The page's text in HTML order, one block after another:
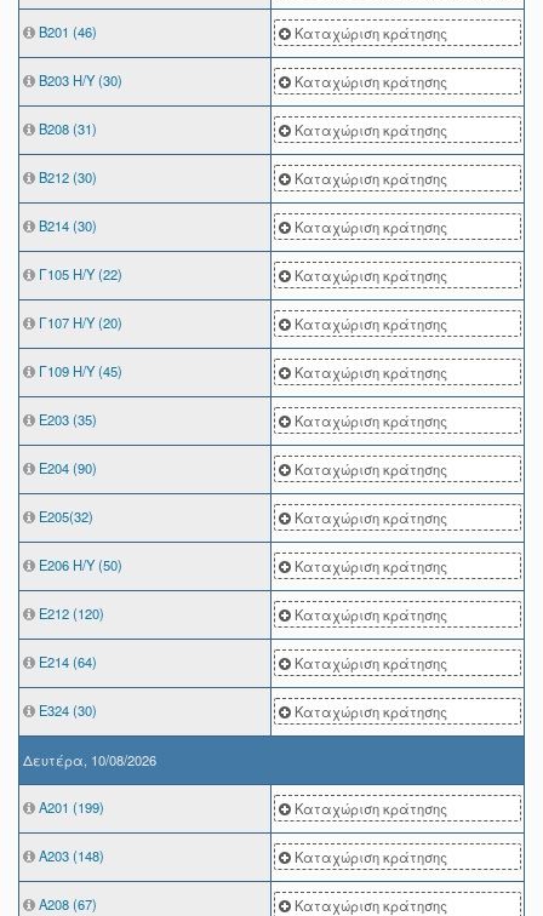
Β201 (46) Καταχώριση κράτησης
Β203 Η/Υ (30) Καταχώριση κράτησης
Β208 (31) Καταχώριση κράτησης
Β212 (30) Καταχώριση κράτησης
Β214 (30) Καταχώριση κράτησης
Γ105 Η/Υ (22) Καταχώριση κράτησης
Γ107 Η/Υ (20) Καταχώριση κράτησης
Γ109 Η/Υ (45) Καταχώριση κράτησης
Ε203 (35) Καταχώριση κράτησης
Ε204 (90) Καταχώριση κράτησης
Ε205(32) Καταχώριση κράτησης
Ε206 Η/Υ (50) Καταχώριση κράτησης
Ε212 (120) Καταχώριση κράτησης
Ε214 (64) Καταχώριση κράτησης
Ε324 (30) Καταχώριση κράτησης
Δευτέρα, 10/08/2026
A201 (199) Καταχώριση κράτησης
Α203 (148) Καταχώριση κράτησης
Α208 (67) Καταχώριση κράτησης